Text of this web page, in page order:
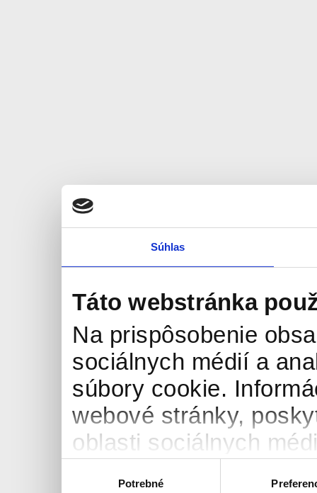
Súhlas
Táto webstránka
Na prispôsobenie
sociálnych médií a
súbory cookie.
webové stránky,
oblasti sociálnych
Potrebné